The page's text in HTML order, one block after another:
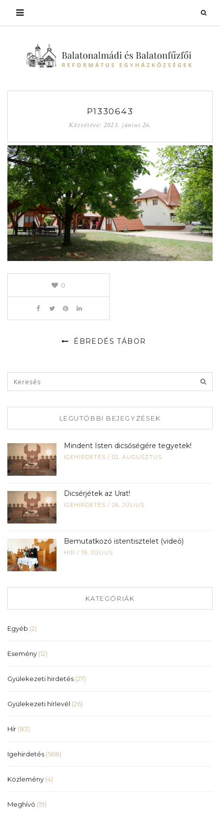
P1330643
Közzétéve:2023. június 26.
0
ÉBREDÉS TÁBOR
LEGUTÓBBI BEJEGYZÉSEK
Mindent Isten dicsőségére tegyetek!
IGEHIRDETÉS / 02, AUGUSZTUS
Dicsérjétek az Urat!
IGEHIRDETÉS / 26, JÚLIUS
Bemutatkozó istentisztelet (videó)
HÍR / 19, JÚLIUS
KATEGÓRIÁK
Egyéb (2)
Esemény (12)
Gyülekezeti hirdetés (27)
Gyülekezeti hírlevél (26)
Hír (83)
Igehirdetés (568)
Közlemény (4)
Meghívó (19)